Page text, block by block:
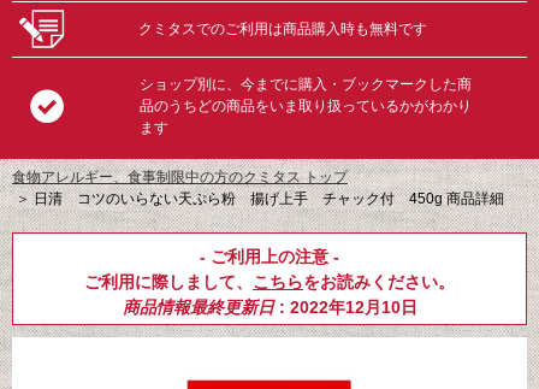
クミタスでのご利用は商品購入時も無料です
ショップ別に、今までに購入・ブックマークした商
品のうちどの商品をいま取り扱っているかがわかり
ます
食物アレルギー、食事制限中の方のクミタス トップ
＞日清 コツのいらない天ぷら粉 揚げ上手 チャック付 450g 商品詳細
- ご利用上の注意 -
ご利用に際しまして、 こちらをお読みください。
商品情報最終更新日: 2022年12月10日